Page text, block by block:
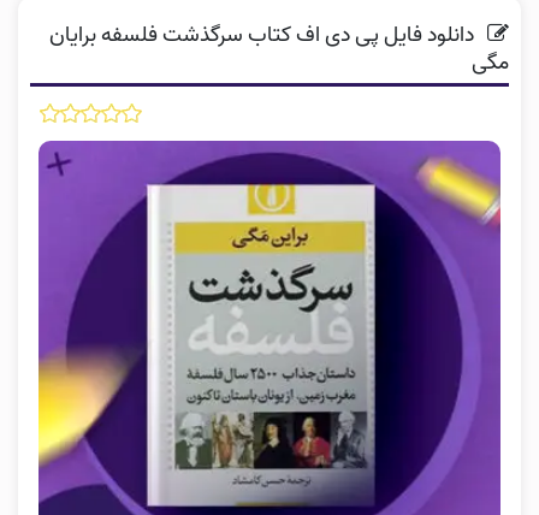
دانلود فایل پی دی اف کتاب سرگذشت فلسفه برایان
مگی